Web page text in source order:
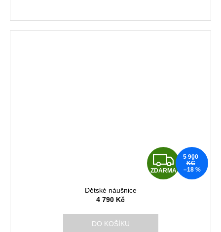
Z
D
ZDARMA
5 900
KČ
–18 %
Dětské náušnice
4 790 Kč
DO KOŠÍKU